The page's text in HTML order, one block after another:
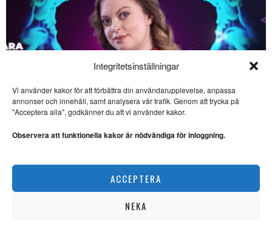
Integritetsinställningar
Vi använder kakor för att förbättra din användarupplevelse, anpassa
annonser och innehåll, samt analysera vår trafik. Genom att trycka på
"Acceptera alla", godkänner du att vi använder kakor.
Observera att funktionella kakor är nödvändiga för inloggning.
ACCEPTERA
NEKA
Saara Hermansson vill lyfta fram samisk kultur
SE ÄVEN
blir tecknade bästisar
träffats, men
STRUKEN. Östersjöfestivalen